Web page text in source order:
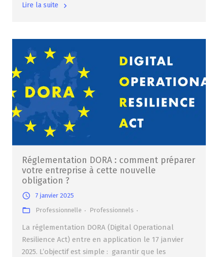
Lire la suite
Réglementation DORA : comment préparer
votre entreprise à cette nouvelle
obligation ?
7 janvier 2025
Professionnelle
Professionnels
La réglementation DORA (Digital Operational
Resilience Act) entre en application le 17 janvier
2025. L’objectif est simple : garantir que les